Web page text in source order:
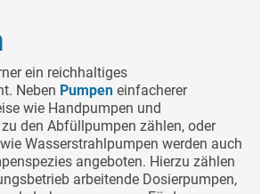
ein reichhaltiges
Neben Pumpen einfacherer
wie Handpumpen und
den Abfüllpumpen zählen, oder
Wasserstrahlpumpen werden auch
angeboten. Hierzu zählen
arbeitende Dosierpumpen,